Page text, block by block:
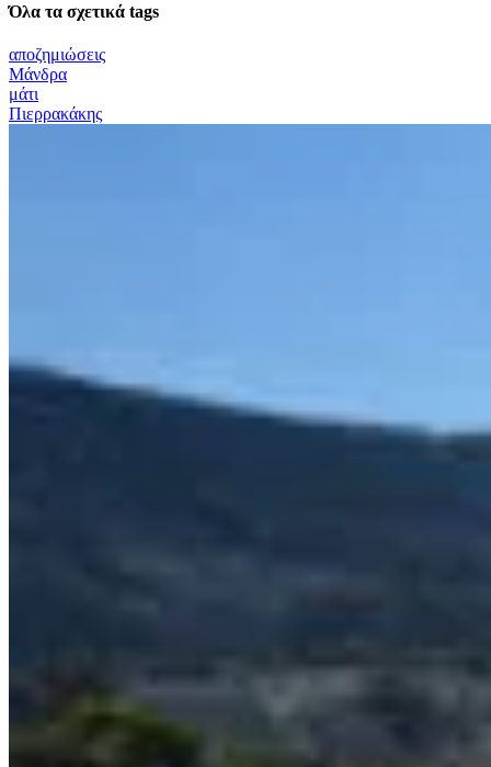
Όλα τα σχετικά tags
αποζημιώσεις
Μάνδρα
μάτι
Πιερρακάκης